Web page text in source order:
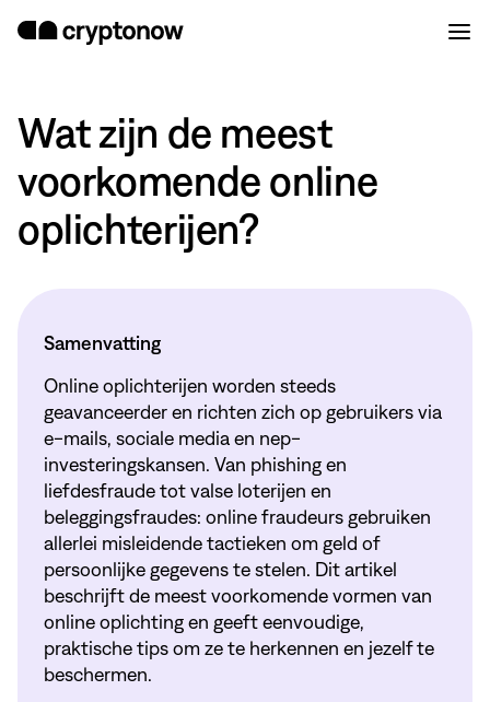
Wat zijn de meest
voorkomende online
oplichterijen?
Samenvatting
Online oplichterijen worden steeds
geavanceerder en richten zich op gebruikers via
e-mails, sociale media en nep-
investeringskansen. Van phishing en
liefdesfraude tot valse loterijen en
beleggingsfraudes: online fraudeurs gebruiken
allerlei misleidende tactieken om geld of
persoonlijke gegevens te stelen. Dit artikel
beschrijft de meest voorkomende vormen van
online oplichting en geeft eenvoudige,
praktische tips om ze te herkennen en jezelf te
beschermen.